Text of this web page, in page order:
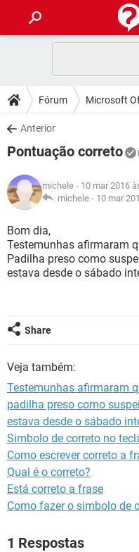
CELULAR
OUTLOOK
INSTAGRAM
GUIA DE COMPRAS
DICAS
JOGOS
INSTAGRAM
GUIA DE COMPRAS
DOWNLOADS
JOGOS
CELULAR
OUTLOOK
INSTAGRAM
GUIA DE COMPRAS
JOGOS
CELULAR
OUTLOOK
INSTAGRAM
GLOSSÁRIO
JOGOS
CELULAR
OUTLOOK
GUIA DE COMPRAS
Fórum Microsoft
Anterior
Pontuação correto
michele - 10 mar 2016
michele - 10 mar
Bom dia,
Testemunhas afirmaram
Padilha preso como
estava desde o sábado
Share
Veja também:
Testemunhas afirmaram
padilha preso como
estava desde o sábado
Simbolo de correto no
Como escrever correto a
Qual é o correto?
Está correto a frase
Como fazer o simbolo de
1 Respostas